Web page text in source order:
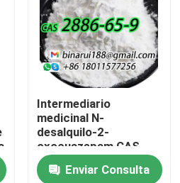
Intermediario
medicinal N-
desalquilo-2-
oxocuazepam CAS
2886-65-9
Enviar Consulta